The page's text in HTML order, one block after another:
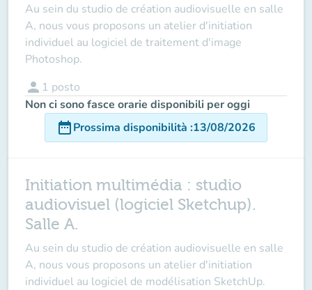
Au sein du studio de création audiovisuelle en salle
A, nous vous proposons un atelier d'initiation
individuel au logiciel de traitement d'image
Photoshop.
person 1 posto
Non ci sono fasce orarie disponibili per oggi
date_rangeProssima disponibilità :13/08/2026
Initiation multimédia : studio
audiovisuel (logiciel Sketchup).
Salle A.
Au sein du studio de création audiovisuelle en salle
A, nous vous proposons un atelier d'initiation
individuel au logiciel de modélisation SketchUp.